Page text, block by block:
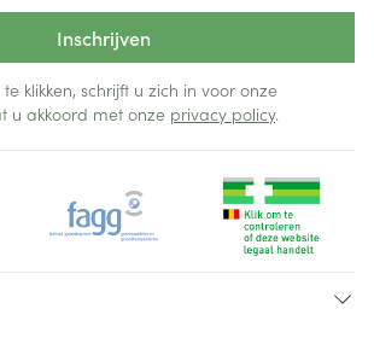
Inschrijven
klikken, schrijft u zich in voor onze
u akkoord met onze privacy policy.